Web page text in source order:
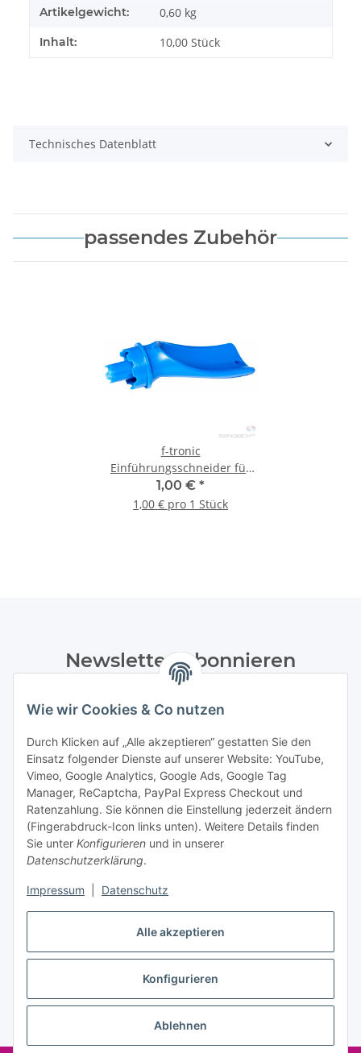
Alle akzeptieren
Konfigurieren
Ablehnen
Wie wir Cookies & Co nutzen
Durch Klicken auf „Alle akzeptieren“ gestatten Sie den
Einsatz folgender Dienste auf unserer Website: YouTube,
Vimeo, Google Analytics, Google Ads, Google Tag
Manager, ReCaptcha, PayPal Express Checkout und
Ratenzahlung. Sie können die Einstellung jederzeit ändern
(Fingerabdruck-Icon links unten). Weitere Details finden
Sie unter Konfigurieren und in unserer
Datenschutzerklärung.
Impressum Datenschutz
Artikelgewicht: 0,60 kg
Inhalt: 10,00 Stück
Technisches Datenblatt
passendes Zubehör
f-tronic
Einführungsschneider für
Kabeleinführungen, f-cutter,
1 Stück
1,00 € *
1,00 € pro 1 Stück
Newsletter Abonnieren
Datenschutzerklärungregelmäßig und jederzeit widerruflich
Abonnieren
Informationen
Gesetzliche Informationen
Vertrag widerrufen
* Alle Preise inkl. gesetzlicher USt., zzgl.Versand